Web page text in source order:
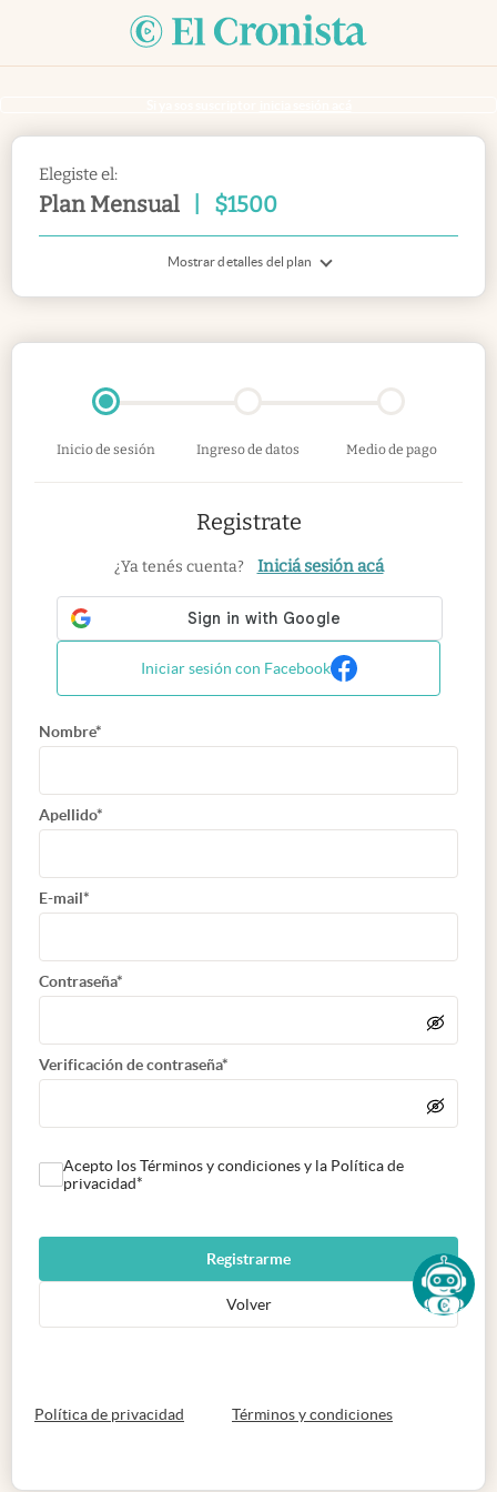
Elegiste el:
Plan Mensual $1500
Mostrar detalles del plan
Inicio de sesión Ingreso de datos Medio de pago
Registrate
¿Ya tenés cuenta? Iniciá sesión acá
Iniciar sesión con Facebook
Nombre*
Apellido*
E-mail*
Contraseña*
Verificación de contraseña*
Acepto los Términos y condiciones y la Política de
privacidad*
Registrarme
Volver
Política de privacidad abre en nueva pestaña
Términos y condicionesabre en nueva